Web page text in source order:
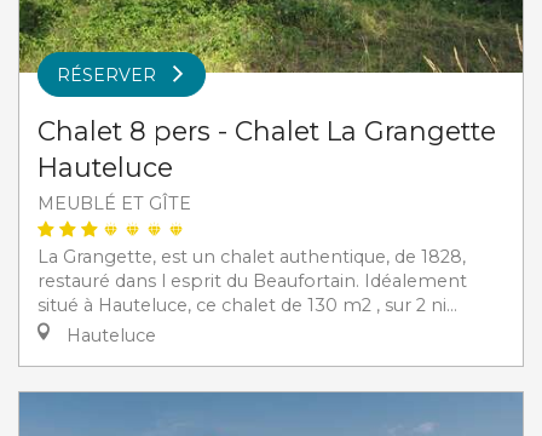
RÉSERVER
Chalet 8 pers - Chalet La Grangette
Hauteluce
MEUBLÉ ET GÎTE
La Grangette, est un chalet authentique, de 1828,
restauré dans l esprit du Beaufortain. Idéalement
situé à Hauteluce, ce chalet de 130 m2 , sur 2 ni...
Hauteluce